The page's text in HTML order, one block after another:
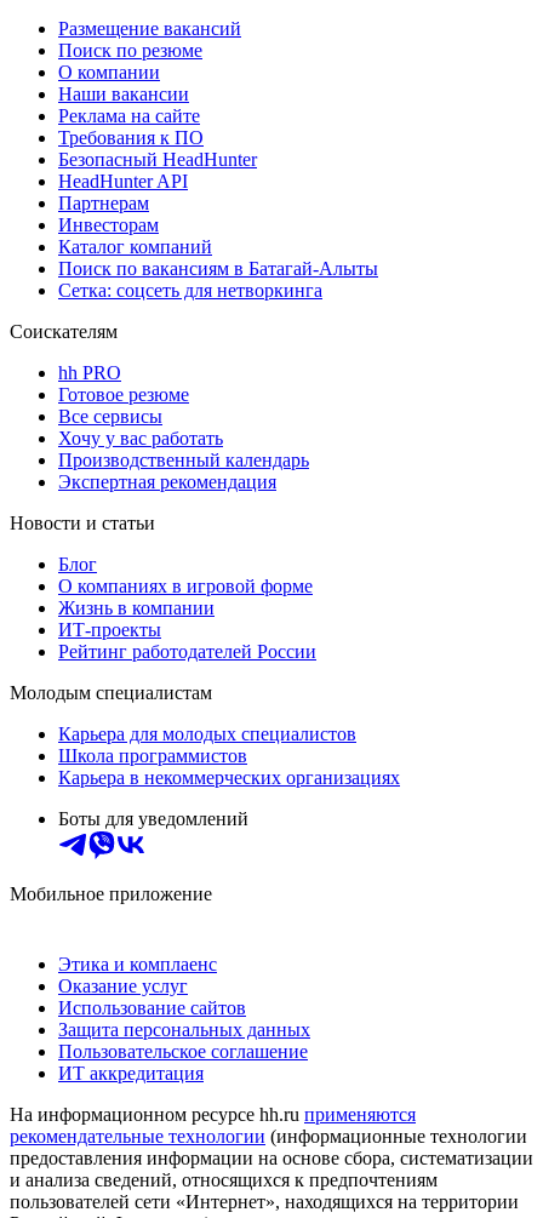
Размещение вакансий
Поиск по резюме
О компании
Наши вакансии
Реклама на сайте
Требования к ПО
Безопасный HeadHunter
HeadHunter API
Партнерам
Инвесторам
Каталог компаний
Поиск по вакансиям в Батагай-Алыты
Сетка: соцсеть для нетворкинга
Соискателям
hh PRO
Готовое резюме
Все сервисы
Хочу у вас работать
Производственный календарь
Экспертная рекомендация
Новости и статьи
Блог
О компаниях в игровой форме
Жизнь в компании
ИТ-проекты
Рейтинг работодателей России
Молодым специалистам
Карьера для молодых специалистов
Школа программистов
Карьера в некоммерческих организациях
Боты для уведомлений
Мобильное приложение
Этика и комплаенс
Оказание услуг
Использование сайтов
Защита персональных данных
Пользовательское соглашение
ИТ аккредитация
На информационном ресурсе hh.ru применяются
рекомендательные технологии (информационные технологии
предоставления информации на основе сбора, систематизации
и анализа сведений, относящихся к предпочтениям
пользователей сети «Интернет», находящихся на территории